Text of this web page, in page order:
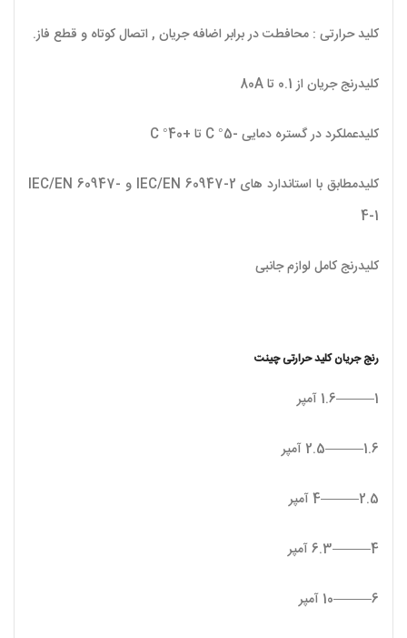
کلید حرارتی : محافطت در برابر اضافه جریان , اتصال کوتاه و قطع فاز.
کلیدرنج جریان از 0.1 تا 80A
کلیدعملکرد در گستره دمایی -5° C تا +40° C
کلیدمطابق با استاندارد های IEC/EN 60947-2 و IEC/EN 60947-
4-1
کلیدرنج کامل لوازم جانبی
رنج جریان کلید حرارتی چینت
1———1.6 آمپر
1.6———2.5 آمپر
2.5———4 آمپر
4———6.3 آمپر
6———10 آمپر